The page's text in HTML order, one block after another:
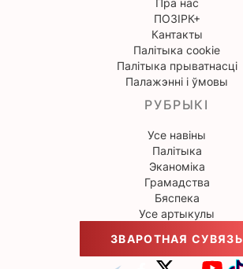
Пра нас
ПОЗІРК+
Кантакты
Палітыка cookie
Палітыка прыватнасці
Палажэнні і ўмовы
РУБРЫКІ
Усе навіны
Палітыка
Эканоміка
Грамадства
Бяспека
Усе артыкулы
ЗВАРОТНАЯ СУВЯЗЬ